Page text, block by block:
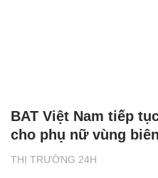
THỊ TRƯỜNG 24H
BAT Việt Nam tiếp
cho phụ nữ vùng